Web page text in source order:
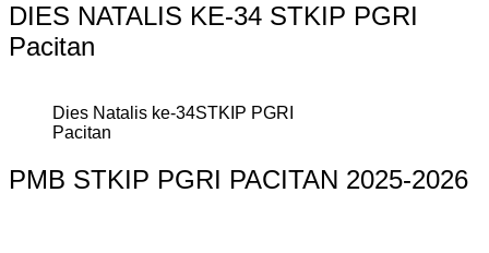
DIES NATALIS KE-34 STKIP PGRI
Pacitan
Dies Natalis ke-34STKIP PGRI
Pacitan
PMB STKIP PGRI PACITAN 2025-2026